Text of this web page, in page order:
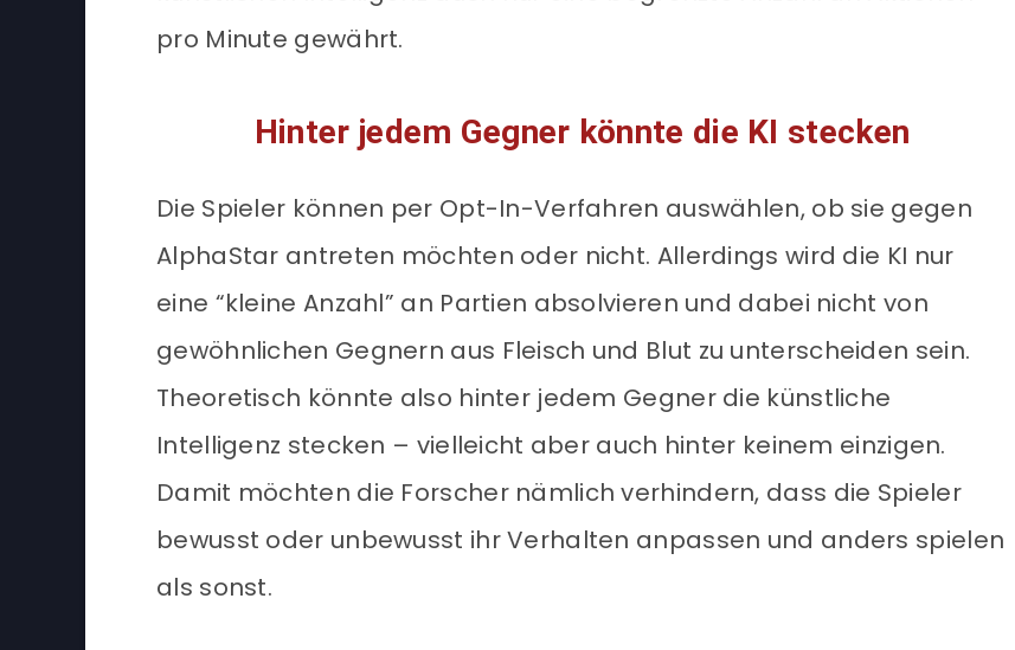
pro Minute gewährt.
Hinter jedem Gegner könnte die KI stecken
Die Spieler können per Opt-In-Verfahren auswählen, ob sie gegen
AlphaStar antreten möchten oder nicht. Allerdings wird die KI nur
eine “kleine Anzahl” an Partien absolvieren und dabei nicht von
gewöhnlichen Gegnern aus Fleisch und Blut zu unterscheiden sein.
Theoretisch könnte also hinter jedem Gegner die künstliche
Intelligenz stecken – vielleicht aber auch hinter keinem einzigen.
Damit möchten die Forscher nämlich verhindern, dass die Spieler
bewusst oder unbewusst ihr Verhalten anpassen und anders spielen
als sonst.